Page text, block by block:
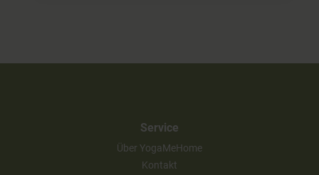
Service
Über YogaMeHome
Kontakt